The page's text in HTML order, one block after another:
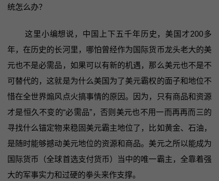
统怎么办？
这里小编想说，中国上下五千年历史，美国才200多
年，在历史的长河里，哪怕曾经作为国际货币龙头老大的美
元也不是必需品，如果可以有新的机遇，那么美元也不是不
可替代的，这就是为什么美国为了美元霸权的面子和地位不
惜在全世界煽风点火搞事情的原因。因为，只有商品和资源
才是恒久不变的“必需品”，否则美元也不用一而再再而三的
寻找什么锚定物来稳固美元霸主地位了，比如黄金、石油，
是随时能够撼动美元地位的资源和商品。美元之所以能成为
国际货币（全球首选支付货币）当中的唯一霸主，全靠着强
大的军事实力和过硬的拳头来作支撑。